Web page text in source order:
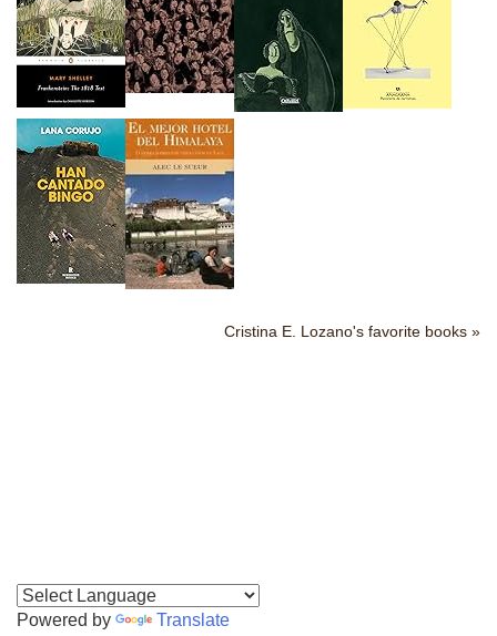
Cristina E. Lozano's favorite books »
Powered by Translate